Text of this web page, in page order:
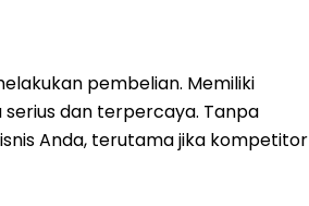
pembelian. Memiliki
dan terpercaya. Tanpa
Anda, terutama jika kompetitor